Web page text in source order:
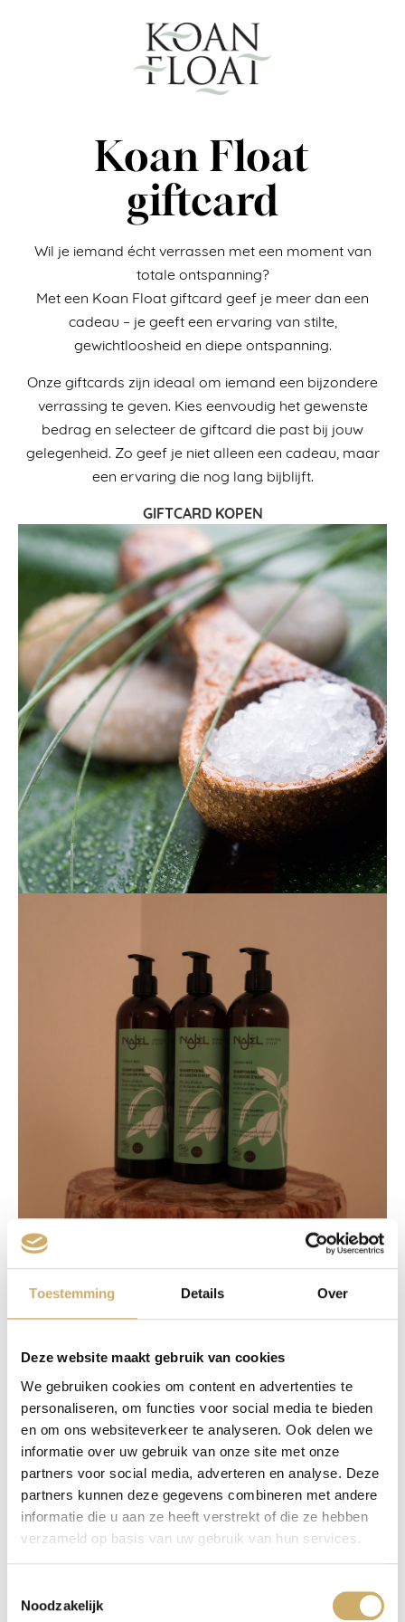
Toestemming Details Over
Deze website maakt gebruik van cookies
We gebruiken cookies om content en advertenties te
personaliseren, om functies voor social media te bieden
en om ons websiteverkeer te analyseren. Ook delen we
informatie over uw gebruik van onze site met onze
partners voor social media, adverteren en analyse. Deze
partners kunnen deze gegevens combineren met andere
informatie die u aan ze heeft verstrekt of die ze hebben
verzameld op basis van uw gebruik van hun services.
Noodzakelijk
Koan Float
giftcard
Wil je iemand écht verrassen met een moment van
totale ontspanning?
Met een Koan Float giftcard geef je meer dan een
cadeau – je geeft een ervaring van stilte,
gewichtloosheid en diepe ontspanning.
Onze giftcards zijn ideaal om iemand een bijzondere
verrassing te geven. Kies eenvoudig het gewenste
bedrag en selecteer de giftcard die past bij jouw
gelegenheid. Zo geef je niet alleen een cadeau, maar
een ervaring die nog lang bijblijft.
GIFTCARD KOPEN